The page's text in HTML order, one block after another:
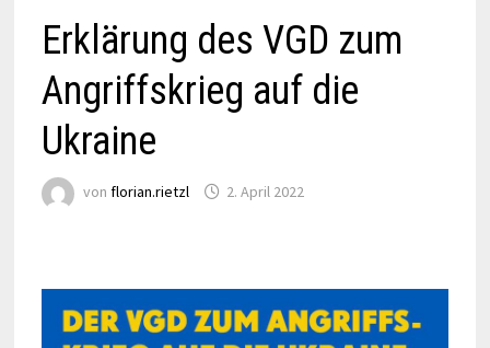
Erklärung des VGD zum
Angriffskrieg auf die
Ukraine
von florian.rietzl 2. April 2022